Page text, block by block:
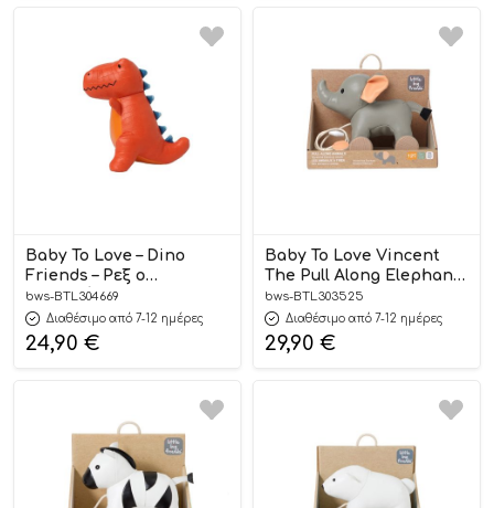
Baby To Love – Dino
Friends – Ρεξ ο
Τυραννόσαυρος 0m+
bws-BTL304669
Διαθέσιμο από 7-12 ημέρες
24,90 €
Baby To Love Vincent
The Pull Along Elephant
12m+
bws-BTL303525
Διαθέσιμο από 7-12 ημέρες
29,90 €